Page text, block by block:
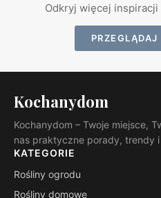
Odkryj więcej
Kochanydom
Kochanydom – Twoje miejsce,
nas praktyczne porady, trendy
KATEGORIE
Rośliny ogrodu
Rośliny domowe